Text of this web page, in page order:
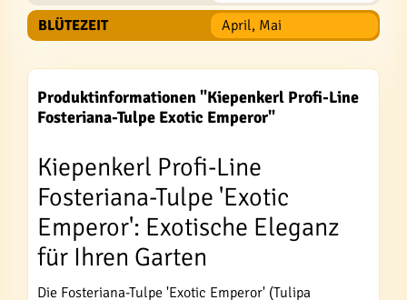
BLÜTEZEIT
April, Mai
Produktinformationen "Kiepenkerl Profi-Line
Fosteriana-Tulpe Exotic Emperor"
Kiepenkerl Profi-Line
Fosteriana-Tulpe 'Exotic
Emperor': Exotische Eleganz
für Ihren Garten
Die Fosteriana-Tulpe 'Exotic Emperor' (Tulipa